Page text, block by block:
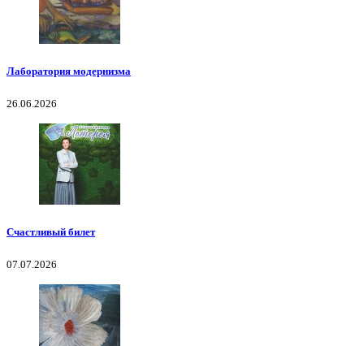
Лаборатория модернизма
26.06.2026
Счастливый билет
07.07.2026